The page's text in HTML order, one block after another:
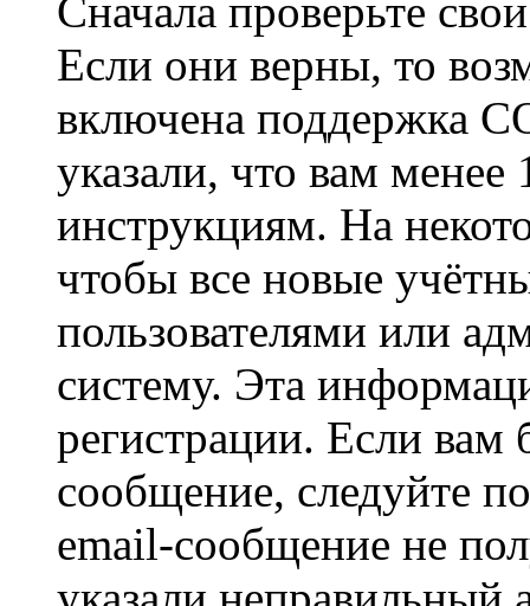
Сначала проверьте
Если они верны, то
включена поддержка
указали, что вам
инструкциям. На
чтобы все новые
пользователями или
систему. Эта
регистрации. Если
сообщение, следуйте
email-сообщение не